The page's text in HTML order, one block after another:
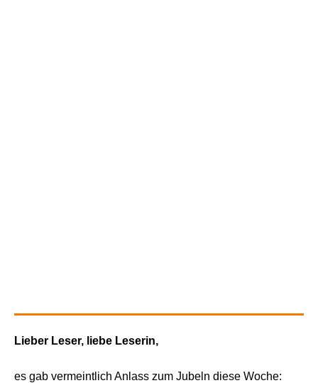
Lieber Leser, liebe Leserin,
es gab vermeintlich Anlass zum Jubeln diese Woche: